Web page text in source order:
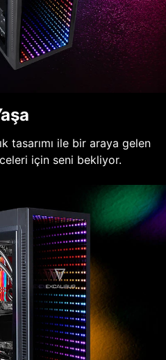
tasarımı ile bir araya gelen
için seni bekliyor.